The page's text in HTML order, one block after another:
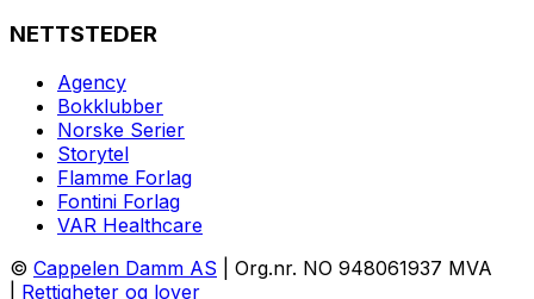
NETTSTEDER
Agency
Bokklubber
Norske Serier
Storytel
Flamme Forlag
Fontini Forlag
VAR Healthcare
© Cappelen Damm AS | Org.nr. NO 948061937 MVA
Rettigheter og lover